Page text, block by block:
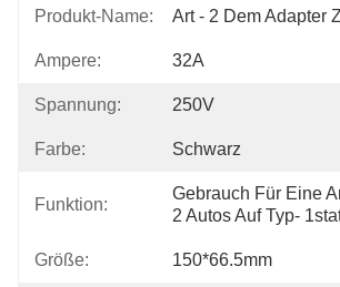
Produkt-Name: Art - 2 Dem Adapter
Ampere: 32A
Spannung: 250V
Farbe: Schwarz
Funktion:
Gebrauch Für Eine
2 Autos Auf Typ-
Größe: 150*66.5mm